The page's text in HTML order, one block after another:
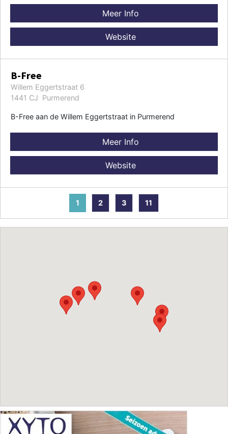
Meer Info
Website
B-Free
Willem Eggertstraat 6
1441 CJ Purmerend
B-Free aan de Willem Eggertstraat in Purmerend
Meer Info
Website
1 2 3 11